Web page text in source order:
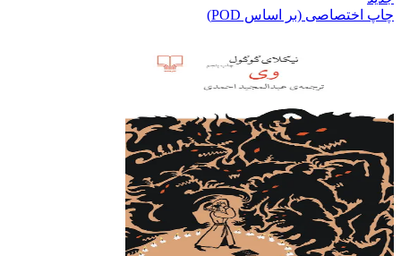
چاپ اختصاصی (بر اساس POD)